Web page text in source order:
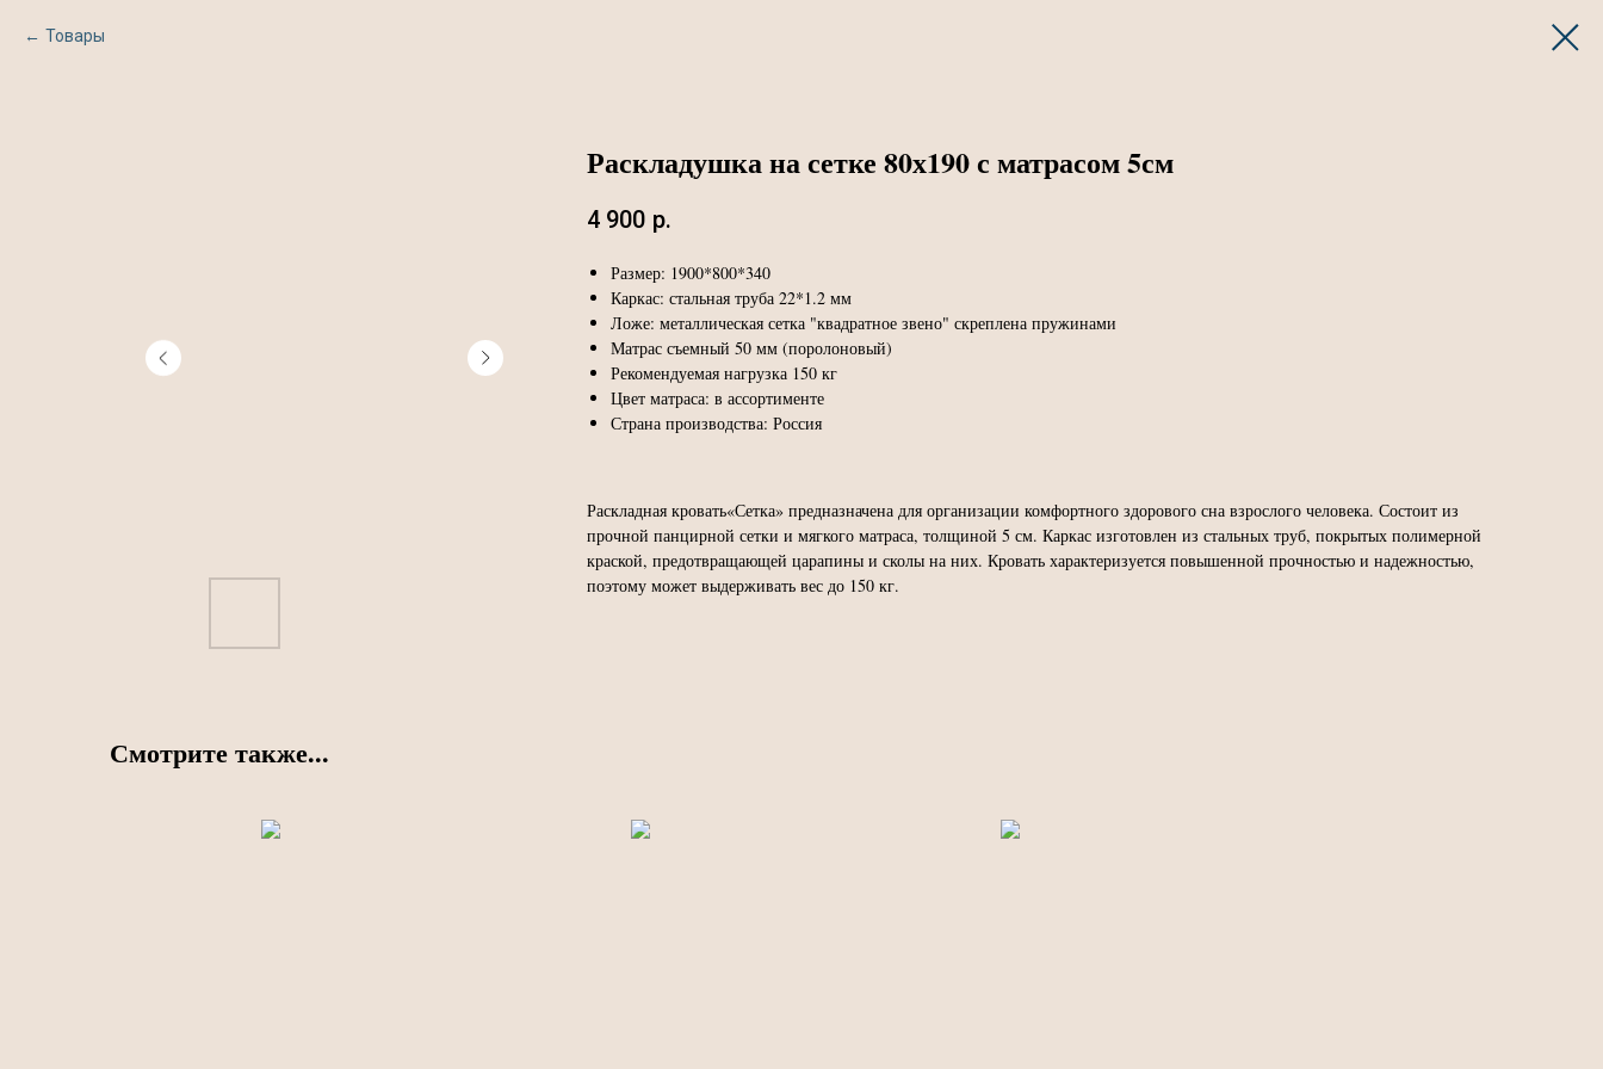
Товары
Раскладушка на сетке 80х190 с матрасом 5см
4 900 р.
Размер: 1900*800*340
Каркас: стальная труба 22*1.2 мм
Ложе: металлическая сетка "квадратное звено" скреплена пружинами
Матрас съемный 50 мм (поролоновый)
Рекомендуемая нагрузка 150 кг
Цвет матраса: в ассортименте
Страна производства: Россия
Раскладная кровать«Сетка» предназначена для организации комфортного здорового сна взрослого человека. Состоит из
прочной панцирной сетки и мягкого матраса, толщиной 5 см. Каркас изготовлен из стальных труб, покрытых полимерной
краской, предотвращающей царапины и сколы на них. Кровать характеризуется повышенной прочностью и надежностью,
поэтому может выдерживать вес до 150 кг.
Смотрите также...